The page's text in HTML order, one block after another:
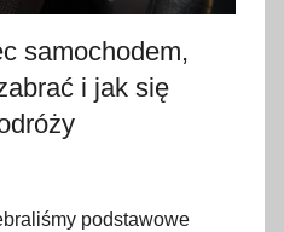
samochodem,
i jak się
podstawowe